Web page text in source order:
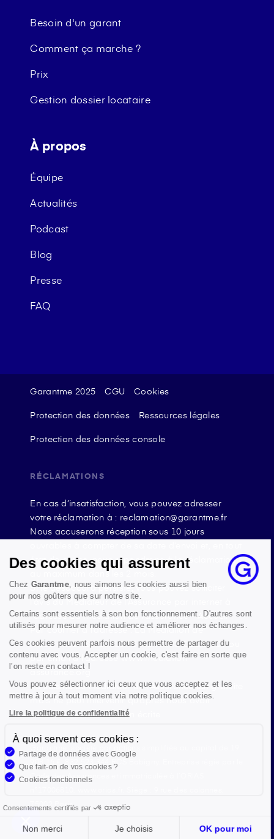
Besoin d'un garant
Comment ça marche ?
Prix
Gestion dossier locataire
À propos
Équipe
Actualités
Podcast
Blog
Presse
FAQ
Garantme 2025 CGU Cookies
Protection des données Ressources légales
Protection des données console
RÉCLAMATIONS
En cas d’insatisfaction, vous pouvez adresser
votre réclamation à : reclamation@garantme.fr
Nous accuserons réception sous 10 jours
état de cause, nous répondrons à la réclamation
au maximum dans les 2 mois.
Si le désaccord persiste, vous pouvez solliciter
l’avis du Médiateur de l’Assurance par internet à
l’adresse La médiation de l’assurance - Accueil
Par courrier à l’adresse : La Médiation de
l’Assurance TSA 50110 75441 PARIS CEDEX 09 ou
par email à l’adresse www.mediation-
assurance.org
La saisine du Médiateur de l’Assurance est gratuite
mais ne peut intervenir qu’après nous avoir
adressé une réclamation écrite.
Code des Assurances et immatriculée à l’ORIAS
75002 Paris
Des cookies qui assurent
ChezGarantme , nous aimons les cookies aussi bien
pour nos goûters que sur notre site.
Certains sont essentiels à son bon fonctionnement. D'autres sont
utilisés pour mesurer notre audience et améliorer nos échanges.
Ces cookies peuvent parfois nous permettre de partager du
contenu avec vous. Accepter un cookie, c'est faire en sorte que
l’on reste en contact !
Vous pouvez sélectionner ici ceux que vous acceptez et les
mettre à jour à tout moment via notre politique cookies.
Lire la politique de confidentialité
À quoi servent ces cookies :
Partage de données avec Google
Que fait-on de vos cookies ?
Cookies fonctionnels
Consentements certifiés par
Non merci Je choisis OK pour moi